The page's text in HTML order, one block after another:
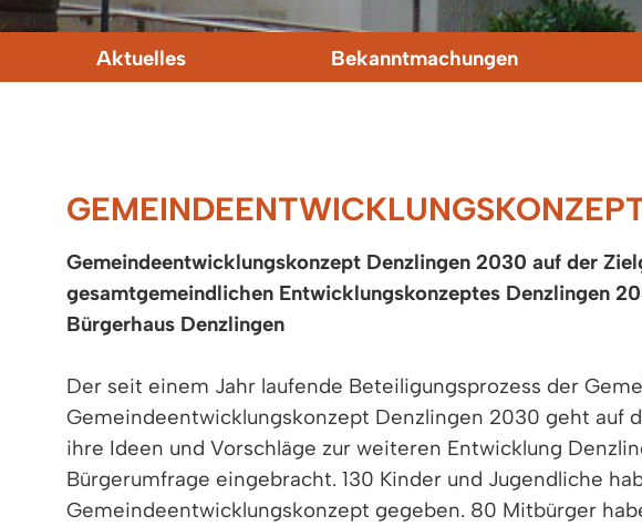
Aktuelles Bekanntmachungen
Gemeindeentwicklungskonzept Denzlingen 2030 auf der
gesamtgemeindlichen Entwicklungskonzeptes Denzlingen
Bürgerhaus Denzlingen
Der seit einem Jahr laufende Beteiligungsprozess der
Gemeindeentwicklungskonzept Denzlingen 2030 geht auf
ihre Ideen und Vorschläge zur weiteren Entwicklung
Bürgerumfrage eingebracht. 130 Kinder und Jugendliche
Gemeindeentwicklungskonzept gegeben. 80 Mitbürger